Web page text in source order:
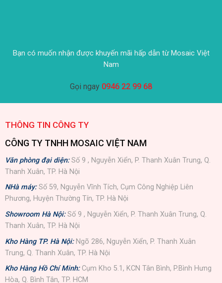
Bạn có muốn nhận được khuyến mãi hấp dẫn từ Mosaic Việt
Nam
Gọi ngay 0946 22 99 68
THÔNG TIN CÔNG TY
CÔNG TY TNHH MOSAIC VIỆT NAM
Văn phòng đại diện:Số 9 , Nguyễn Xiển, P. Thanh Xuân Trung, Q.
Thanh Xuân, TP. Hà Nội
NHà máy: Số 59, Nguyễn Vĩnh Tích, Cụm Công Nghiệp Liên
Phương, Huyện Thường Tín, TP. Hà Nội
Showroom Hà Nội: Số 9 , Nguyễn Xiển, P. Thanh Xuân Trung, Q.
Thanh Xuân, TP. Hà Nội
Kho Hàng TP. Hà Nội: Ngõ 286, Nguyễn Xiển, P. Thanh Xuân
Trung, Q. Thanh Xuân, TP. Hà Nội
Kho Hàng Hồ Chí Minh: Cụm Kho 5.1, KCN Tân Bình, P.Bình Hưng
Hòa, Q. Bình Tân, TP. HCM